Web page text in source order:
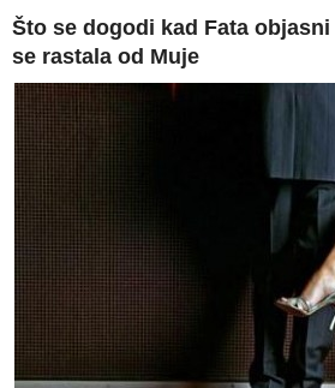
Što se dogodi kad Fata
se rastala od Muje